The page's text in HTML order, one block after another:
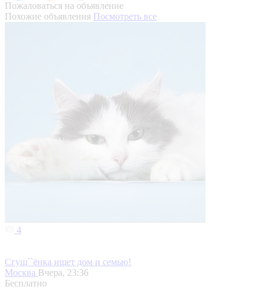
Пожаловаться на объявление
Похожие объявления Посмотреть все
4
Сгущ``ёнка ищет дом и семью!
Москва Вчера, 23:36
Бесплатно